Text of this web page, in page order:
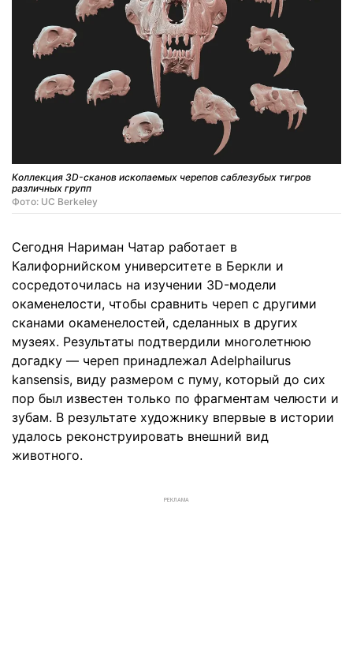
Коллекция 3D-сканов ископаемых черепов саблезубых тигров
различных групп
Фото: UC Berkeley
Сегодня Нариман Чатар работает в
Калифорнийском университете в Беркли и
сосредоточилась на изучении 3D-модели
окаменелости, чтобы сравнить череп с другими
сканами окаменелостей, сделанных в других
музеях. Результаты подтвердили многолетнюю
догадку — череп принадлежал Adelphailurus
kansensis, виду размером с пуму, который до сих
пор был известен только по фрагментам челюсти и
зубам. В результате художнику впервые в истории
удалось реконструировать внешний вид
животного.
РЕКЛАМА